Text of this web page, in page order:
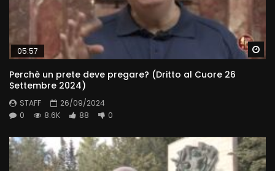
05:57
Perchè un prete deve pregare? (Dritto al Cuore 26
Settembre 2024)
STAFF
26/09/2024
0
8.6K 88 0